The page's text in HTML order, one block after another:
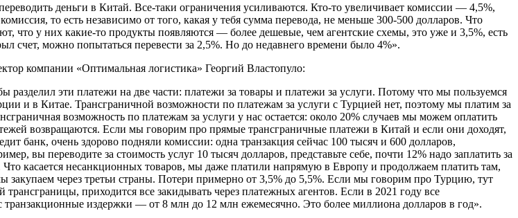
деньги в Китай. Все-таки ограничения усиливаются. Кто-то увеличивает комиссии — 4,5%,
то есть независимо от того, какая у тебя сумма перевода, не меньше 300-500 долларов. Что
что у них какие-то продукты появляются — более дешевые, чем агентские схемы, это уже и 3,5%, есть
можно попытаться перевести за 2,5%. Но до недавнего времени было 4%».
компании «Оптимальная логистика» Георгий Властопуло:
эти платежи на две части: платежи за товары и платежи за услуги. Потому что мы пользуемся
и в Китае. Трансграничной возможности по платежам за услуги с Турцией нет, поэтому мы платим за
возможность по платежам за услуги у нас остается: около 20% случаев мы можем оплатить
возвращаются. Если мы говорим про прямые трансграничные платежи в Китай и если они доходят,
очень здорово подняли комиссии: одна транзакция сейчас 100 тысяч и 600 долларов,
вы переводите за стоимость услуг 10 тысяч долларов, представьте себе, почти 12% надо заплатить за
касается несанкционных товаров, мы даже платили напрямую в Европу и продолжаем платить там,
закупаем через третьи страны. Потери примерно от 3,5% до 5,5%. Если мы говорим про Турцию, тут
приходится все закидывать через платежных агентов. Если в 2021 году все
издержки — от 8 млн до 12 млн ежемесячно. Это более миллиона долларов в год».